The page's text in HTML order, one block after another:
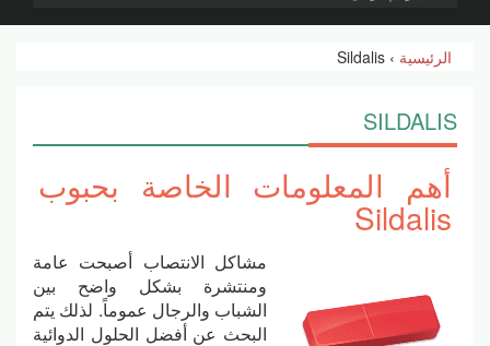
الرئيسية › Sildalis
SILDALIS
أهم المعلومات الخاصة بحبوب
Sildalis
مشاكل الانتصاب أصبحت عامة
ومنتشرة بشكل واضح بين
الشباب والرجال عموماً. لذلك يتم
البحث عن أفضل الحلول الدوائية